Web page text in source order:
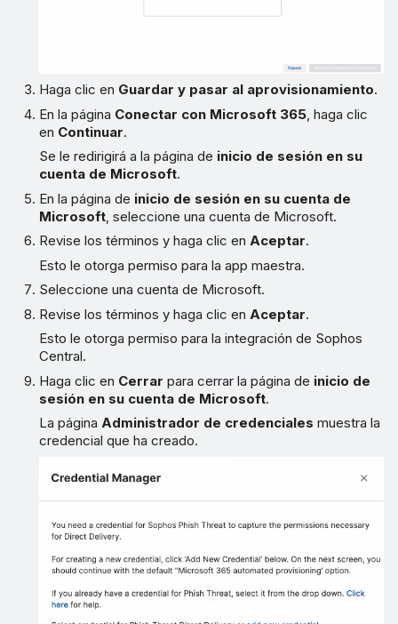
Haga clic en Guardar y pasar al aprovisionamiento.
En la página Conectar con Microsoft 365 , haga clic
en Continuar.
Se le redirigirá a la página de inicio de sesión en su
cuenta de Microsoft.
En la página de inicio de sesión en su cuenta de
Microsoft , seleccione una cuenta de Microsoft.
Revise los términos y haga clic enAceptar.
Esto le otorga permiso para la app maestra.
Seleccione una cuenta de Microsoft.
Revise los términos y haga clic en Aceptar.
Esto le otorga permiso para la integración de Sophos
Central.
Haga clic en Cerrar para cerrar la página de inicio de
sesión en su cuenta de Microsoft.
La páginaAdministrador de credenciales muestra la
credencial que ha creado.